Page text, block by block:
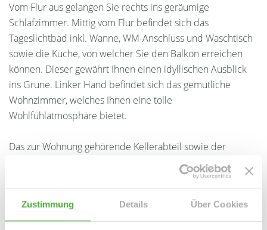
Zustimmung Details Über Cookies
Vom Flur aus gelangen Sie rechts ins geräumige
Schlafzimmer. Mittig vom Flur befindet sich das
Tageslichtbad inkl. Wanne, WM-Anschluss und Waschtisch
sowie die Küche, von welcher Sie den Balkon erreichen
können. Dieser gewährt Ihnen einen idyllischen Ausblick
ins Grüne. Linker Hand befindet sich das gemütliche
Wohnzimmer, welches Ihnen eine tolle
Wohlfühlatmosphäre bietet.
Das zur Wohnung gehörende Kellerabteil sowie der
separate Fahrrad- und Trockenraum runden das attraktive
Ansprechpartner